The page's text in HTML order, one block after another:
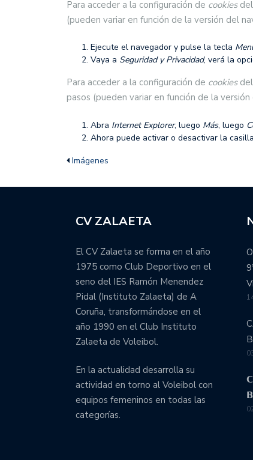
Para acceder a la configuración de cookiesdel
(pueden variar en función de la versión del
Ejecute el navegador y pulse la tecla
Vaya a Seguridad y Privacidad, verá la
Para acceder a la configuración de cookiesdel
pasos (pueden variar en función de la
Abra Internet Explorer, luego Más, luego
Ahora puede activar o desactivar la casilla
Imágenes
CV ZALAETA
El CV Zalaeta se forma en el año
1975 como Club Deportivo en el
seno del IES Ramón Menendez
Pidal (Instituto Zalaeta) de A
Coruña, transformándose en el
año 1990 en el Club Instituto
Zalaeta de Voleibol.
En la actualidad desarrolla su
actividad en torno al Voleibol con
equipos femeninos en todas las
categorías.